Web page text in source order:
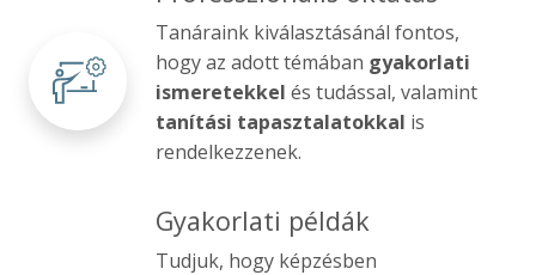
Tanáraink kiválasztásánál fontos,
hogy az adott témában gyakorlati
ismeretekkel és tudással, valamint
tanítási tapasztalatokkal is
rendelkezzenek.
Gyakorlati példák
Tudjuk, hogy képzésben